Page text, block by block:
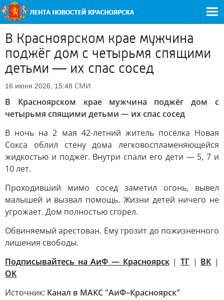
В Красноярском крае мужчина
поджёг дом с четырьмя спящими
детьми — их спас сосед
16 июня 2026, 15:48 СМИ
В Красноярском крае мужчина поджёг дом с
четырьмя спящими детьми — их спас сосед
В ночь на 2 мая 42-летний житель посёлка Новая
Сокса облил стену дома легковоспламеняющейся
жидкостью и поджёг. Внутри спали его дети — 5, 7 и
10 лет.
Проходивший мимо сосед заметил огонь, вывел
малышей и вызвал помощь. Жизни детей ничего не
угрожает. Дом полностью сгорел.
Обвиняемый арестован. Ему грозит до пожизненного
лишения свободы.
Подписывайтесь на АиФ — Красноярск|ТГ | ВК |
ОК
Источник: Канал в МАКС "АиФ–Красноярск"